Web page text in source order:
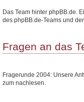
Das Team hinter phpBB.de.
des phpBB.de-Teams und
Fragen an das
Fragerunde 2004: Unsere
zum nachlesen.